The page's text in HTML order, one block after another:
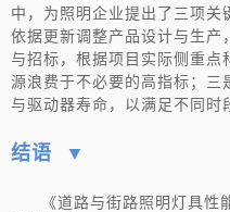
中，为照明企业提出了三项关
依据更新调整产品设计与生产
与招标，根据项目实际侧重点
源浪费于不必要的高指标；三
与驱动器寿命，以满足不同时
结语 ▼
《道路与街路照明灯具